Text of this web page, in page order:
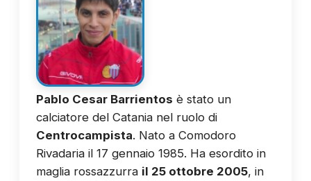
Pablo Cesar Barrientos è stato un
calciatore del Catania nel ruolo di
Centrocampista. Nato a Comodoro
Rivadaria il 17 gennaio 1985. Ha esordito in
maglia rossazzurra il 25 ottobre 2005, in